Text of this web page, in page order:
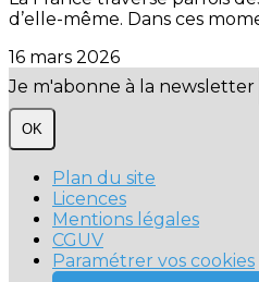
d’elle-même. Dans ces
16 mars 2026
Je m'abonne à la newsletter
OK
Plan du site
Licences
Mentions légales
CGUV
Paramétrer vos cookies